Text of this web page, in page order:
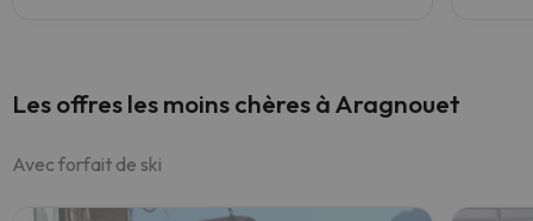
Les offres les moins chères à Aragnouet
Avec forfait de ski